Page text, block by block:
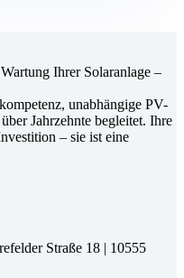
Ihrer Solaranlage –
unabhängige PV-
Jahrzehnte begleitet. Ihre
– sie ist eine
Straße 18 | 10555